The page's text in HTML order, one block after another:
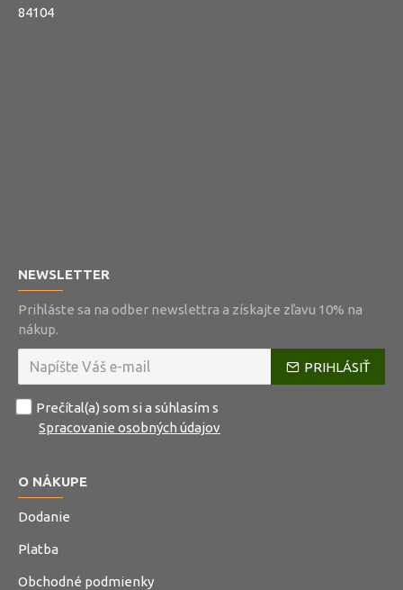
84104
NEWSLETTER
Prihláste sa na odber newslettra a získajte zľavu 10% na
nákup.
PRIHLÁSIŤ
Prečítal(a) som si a súhlasím s
Spracovanie osobných údajov
O NÁKUPE
Dodanie
Platba
Obchodné podmienky